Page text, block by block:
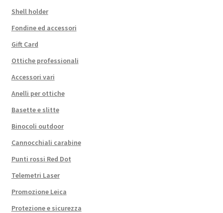
Shell holder
Fondine ed accessori
Gift Card
Ottiche professionali
Accessori vari
Anelli per ottiche
Basette e slitte
Binocoli outdoor
Cannocchiali carabine
Punti rossi Red Dot
Telemetri Laser
Promozione Leica
Protezione e sicurezza